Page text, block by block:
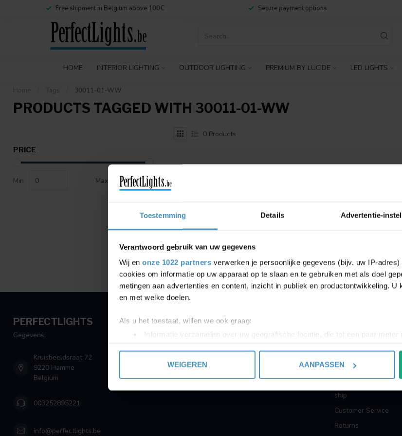
Toestemming Details Advertentie-
Verantwoord gebruik van uw gegevens
Wij en onze 1022 partners verwerken je persoonlijke gegevens (bijv. uw IP-
cookies om informatie op uw apparaat op te slaan en te gebruiken met als doel
metingen aan advertenties en content, inzicht in publiek en productontwikkeling.
en met welke doelen.
Als u het toestaat, willen we ook graag:
Informatie verzamelen over uw geografische locatie, die tot een paar meter
Uw apparaat identificeren door het actief te scannen op specifieke
toestemming op elk moment wijzigen of intrekken in de Cookieverklaring.
We gebruiken cookies om content en advertenties te personaliseren, om functies
websiteverkeer te analyseren. Ook delen we informatie over uw gebruik van onze
verstrekt of die ze hebben verzameld op basis van uw gebruik van hun services.
WEIGEREN AANPASSEN
Free shipment in Belgium above 100€ Secure payment options
HOME INTERIOR LIGHTING OUTDOOR LIGHTING PREMIUM BY LUCIDE LED LIGHTS
Home Tags 30011-01-WW
PRODUCTS TAGGED WITH 30011-01-WW
PRICE
Min Max
0 Products
PERFECTLIGHTS
Gegevens:
Kruisbeeldsraat 72
9220 Hamme
Belgium
003252895221
info@perfectlights.be
About us
Terms and Conditions
Privacy policy
Payment methods
ship
Customer Service
Returns